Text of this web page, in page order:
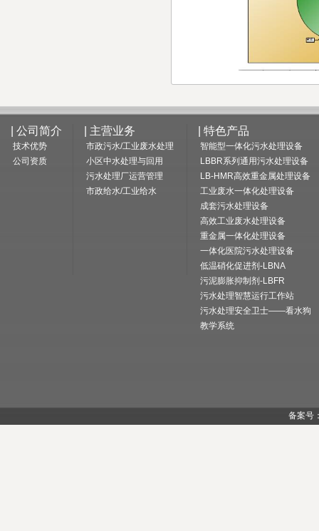
| 公司简介
技术优势
公司资质
| 主营业务
市政污水/工业废水处理
小区中水处理与回用
污水处理厂运营管理
市政给水/工业给水
| 特色产品
智能型一体化污水处理设备
LBBR系列通用污水处理设备
LB-HMR高效重金属处理设备
工业废水一体化处理设备
成套污水处理设备
高效工业废水处理设备
重金属一体化处理设备
一体化医院污水处理设备
低温硝化促进剂-LBNA
污泥膨胀抑制剂-LBFR
污水处理智慧运行工作站
污水处理安全卫士——看水狗
教学系统
备案号